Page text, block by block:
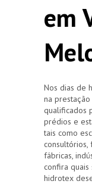
em
Nos dias de
na
qualificados
prédios e
tais como
consultórios,
fábricas,
confira quais
hidrotex